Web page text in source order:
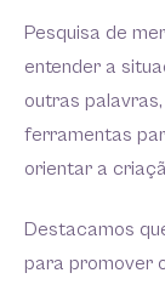
Pesquisa de
entender a
outras
ferramentas
orientar a
Destacamos
para promover